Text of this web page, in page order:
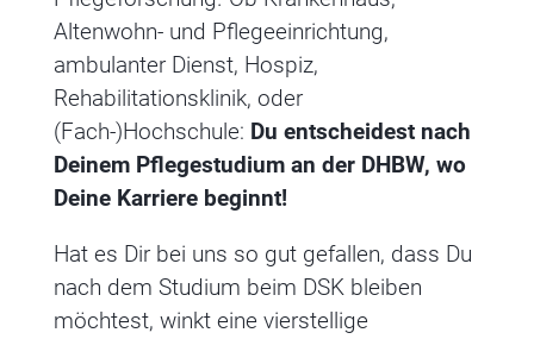
Altenwohn- und Pflegeeinrichtung,
ambulanter Dienst, Hospiz,
Rehabilitationsklinik, oder
(Fach-)Hochschule: Du entscheidest nach
Deinem Pflegestudium an der DHBW, wo
Deine Karriere beginnt!
Hat es Dir bei uns so gut gefallen, dass Du
nach dem Studium beim DSK bleiben
möchtest, winkt eine vierstellige